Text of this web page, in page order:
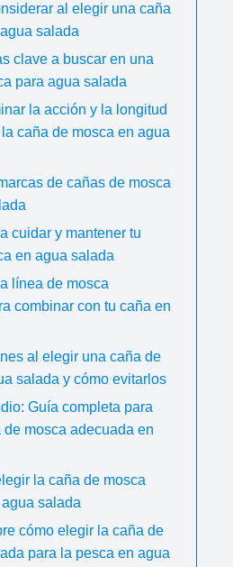
al elegir una caña
salada
clave a buscar en una
para agua salada
la acción y la longitud
caña de mosca en agua
de cañas de mosca
cuidar y mantener tu
en agua salada
línea de mosca
combinar con tu caña en
al elegir una caña de
salada y cómo evitarlos
Guía completa para
mosca adecuada en
la caña de mosca
salada
cómo elegir la caña de
para la pesca en agua